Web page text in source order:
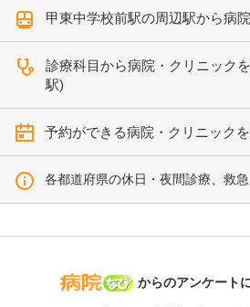
甲東中学校前駅の周辺駅から病
診療科目から病院・クリニック
駅)
予約ができる病院・クリニック
各都道府県の休日・夜間診療、救
病院なび
からのアンケート